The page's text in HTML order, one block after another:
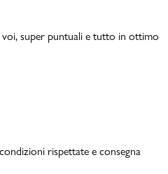
super puntuali e tutto in ottimo
rispettate e consegna